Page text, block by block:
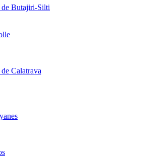
de Butajiri-Silti
Calatrava